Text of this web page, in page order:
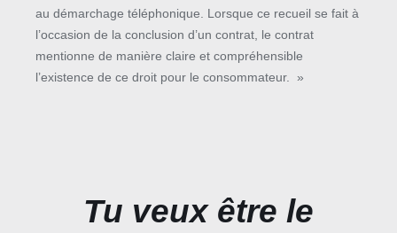
au démarchage téléphonique. Lorsque ce recueil se fait à
l’occasion de la conclusion d’un contrat, le contrat
mentionne de manière claire et compréhensible
l’existence de ce droit pour le consommateur. »
Tu veux être le